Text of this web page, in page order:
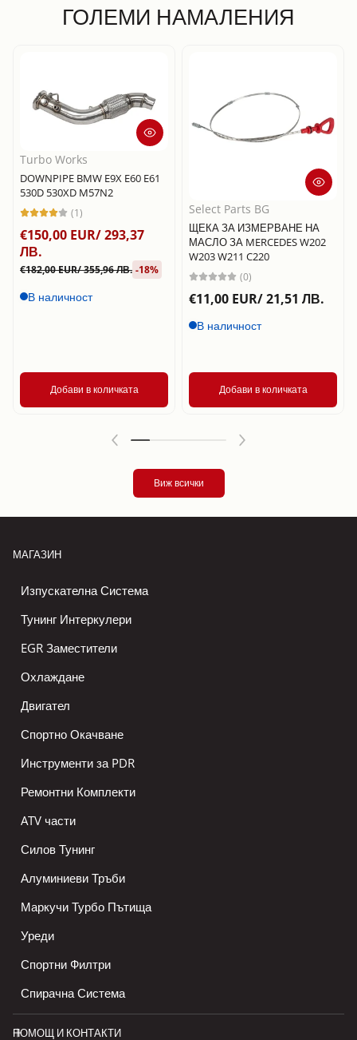
ГОЛЕМИ НАМАЛЕНИЯ
Turbo Works
DOWNPIPE BMW E9X E60 E61
530D 530XD M57N2
(1)
€150,00 EUR/ 293,37
ЛВ.
€182,00 EUR/ 355,96 ЛВ. -18%
В наличност
Добави в количката
Select Parts BG
ЩЕКА ЗА ИЗМЕРВАНЕ НА
МАСЛО ЗА MERCEDES W202
W203 W211 C220
(0)
€11,00 EUR/ 21,51 ЛВ.
В наличност
Добави в количката
Виж всички
МАГАЗИН
Изпускателна Система
Тунинг Интеркулери
EGR Заместители
Охлаждане
Двигател
Спортно Окачване
Инструменти за PDR
Ремонтни Комплекти
ATV части
Силов Тунинг
Алуминиеви Тръби
Маркучи Турбо Пътища
Уреди
Спортни Филтри
Спирачна Система
ПОМОЩ И КОНТАКТИ